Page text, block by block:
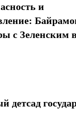
и
с Зеленским
детсад